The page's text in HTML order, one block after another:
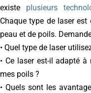
existe plusieurs
Chaque type de laser
peau et de poils.
• Quel type de laser
• Ce laser est-il adapté
mes poils ?
• Quels sont les